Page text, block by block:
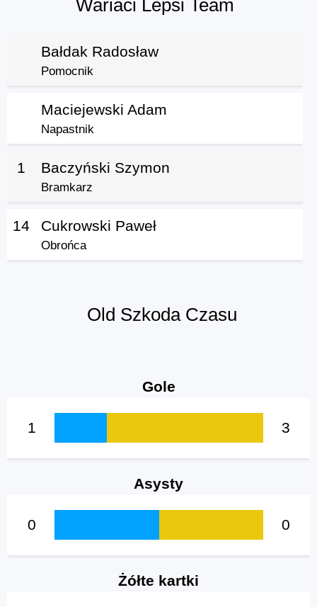
Wariaci Lepsi Team
Bałdak Radosław
Pomocnik
Maciejewski Adam
Napastnik
1 Baczyński Szymon
Bramkarz
14 Cukrowski Paweł
Obrońca
Old Szkoda Czasu
Gole
1 3
Asysty
0 0
Żółte kartki